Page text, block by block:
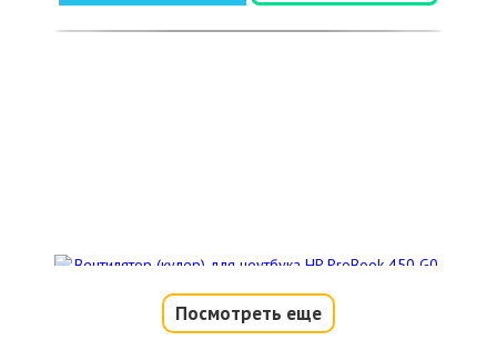
Вентилятор (кулер) для ноутбука HP
Посмотреть еще